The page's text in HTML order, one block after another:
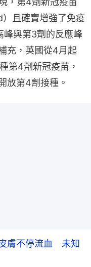
且確實增強了免疫
峰與第3劑的反應峰
充，英國從4月起
第4劑新冠疫苗，
放第4劑接種。
膚不停流血 未知